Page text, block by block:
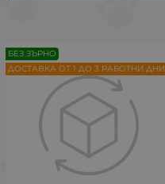
БЕЗ ЗЪРНО
ДОСТАВКА ОТ 1 ДО 3 РАБОТНИ ДНИ